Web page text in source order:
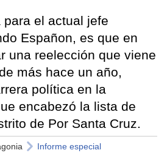
el actual jefe
Españon, es que en
una reelección que viene
más hace un año,
política en la
encabezó la lista de
de Por Santa Cruz.
Informe especial